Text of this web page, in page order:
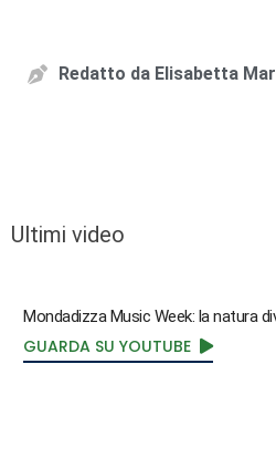
Redatto da Elisabetta
Ultimi video
Mondadizza Music Week: la natura
GUARDA SU YOUTUBE